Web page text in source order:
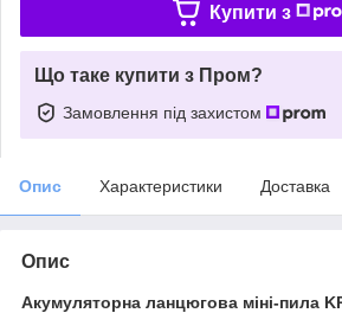
Купити з
Що таке купити з Пром?
Замовлення під захистом
Опис Характеристики Доставка
Опис
Акумуляторна ланцюгова міні-пила